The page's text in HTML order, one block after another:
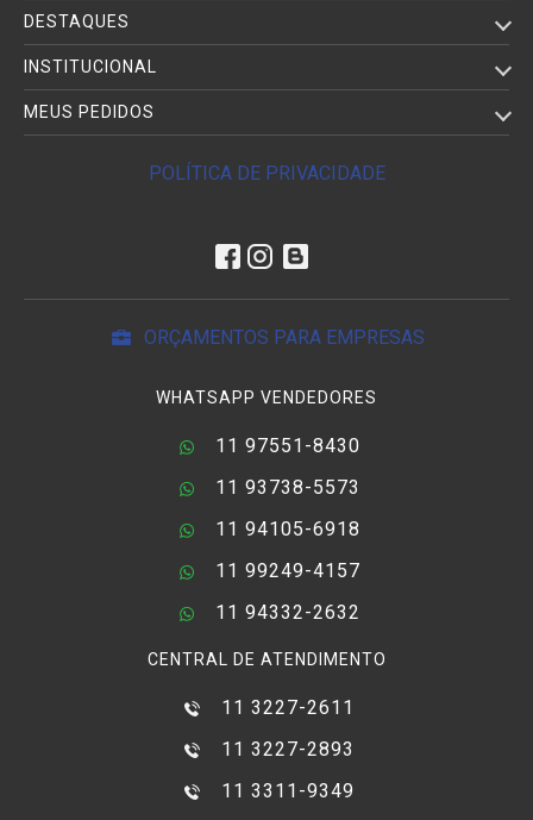
DESTAQUES
INSTITUCIONAL
MEUS PEDIDOS
POLÍTICA DE PRIVACIDADE
ORÇAMENTOS PARA EMPRESAS
WHATSAPP VENDEDORES
11 97551-8430
11 93738-5573
11 94105-6918
11 99249-4157
11 94332-2632
CENTRAL DE ATENDIMENTO
11 3227-2611
11 3227-2893
11 3311-9349